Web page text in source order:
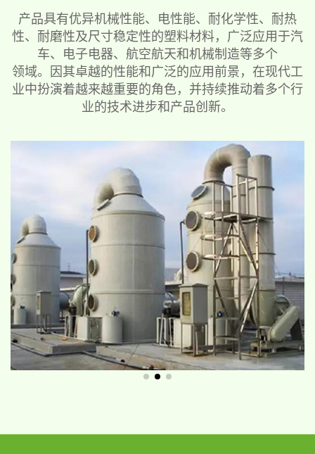
产品具有优异机械性能、电性能、耐化学性、耐热
性、耐磨性及尺寸稳定性的塑料材料，广泛应用于汽
车、电子电器、航空航天和机械制造等多个
领域。因其卓越的性能和广泛的应用前景，在现代工
业中扮演着越来越重要的角色，并持续推动着多个行
业的技术进步和产品创新。